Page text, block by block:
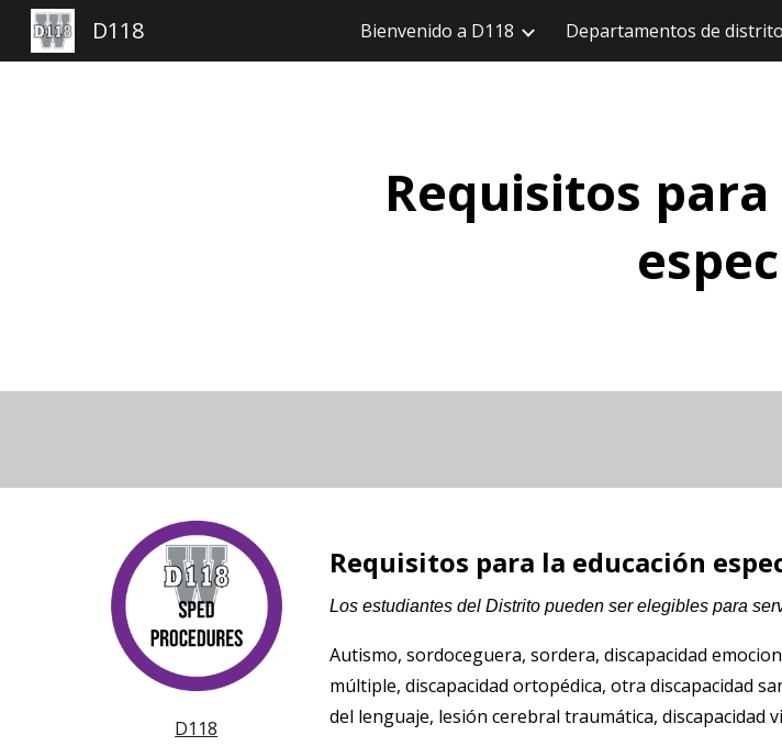
Ir al contenido principal
D118 Bienvenido a D118 Departamentos de distrito
Requisitos
D118
Requisitos para la educación
Los estudiantes del Distrito pueden ser elegibles para
Autismo, sordoceguera, sordera, discapacidad
múltiple, discapacidad ortopédica, otra discapacidad
del lenguaje, lesión cerebral traumática, discapacidad